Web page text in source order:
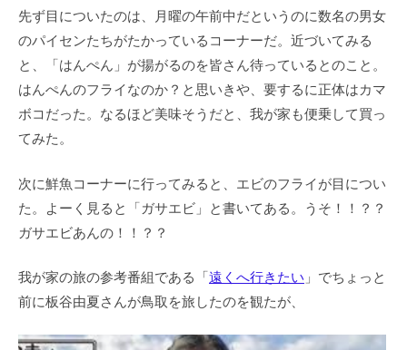
先ず目についたのは、月曜の午前中だというのに数名の男女
のパイセンたちがたかっているコーナーだ。近づいてみる
と、「はんぺん」が揚がるのを皆さん待っているとのこと。
はんぺんのフライなのか？と思いきや、要するに正体はカマ
ボコだった。なるほど美味そうだと、我が家も便乗して買っ
てみた。
次に鮮魚コーナーに行ってみると、エビのフライが目につい
た。よーく見ると「ガサエビ」と書いてある。うそ！！？？
ガサエビあんの！！？？
我が家の旅の参考番組である「遠くへ行きたい 」でちょっと
前に板谷由夏さんが鳥取を旅したのを観たが、